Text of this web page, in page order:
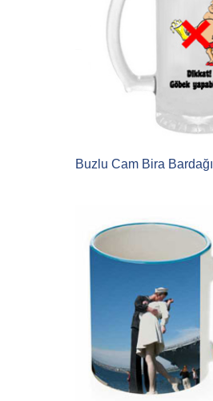
Buzlu Cam Bira Bardağı